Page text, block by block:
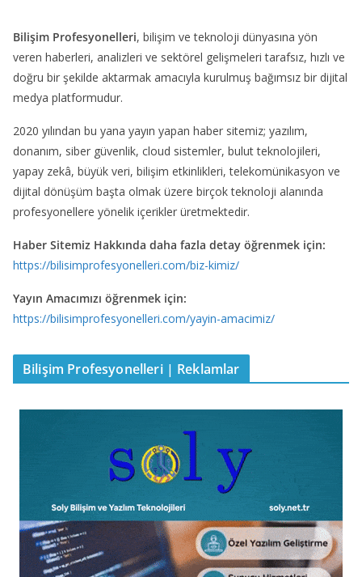
Bilişim Profesyonelleri, bilişim ve teknoloji dünyasına yön
veren haberleri, analizleri ve sektörel gelişmeleri tarafsız, hızlı ve
doğru bir şekilde aktarmak amacıyla kurulmuş bağımsız bir dijital
medya platformudur.
2020 yılından bu yana yayın yapan haber sitemiz; yazılım,
donanım, siber güvenlik, cloud sistemler, bulut teknolojileri,
yapay zekâ, büyük veri, bilişim etkinlikleri, telekomünikasyon ve
dijital dönüşüm başta olmak üzere birçok teknoloji alanında
profesyonellere yönelik içerikler üretmektedir.
Haber Sitemiz Hakkında daha fazla detay öğrenmek için:
https://bilisimprofesyonelleri.com/biz-kimiz/
Yayın Amacımızı öğrenmek için:
https://bilisimprofesyonelleri.com/yayin-amacimiz/
Bilişim Profesyonelleri | Reklamlar